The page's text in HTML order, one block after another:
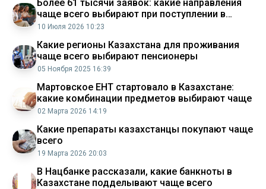
Более 61 тысячи заявок: какие направления
чаще всего выбирают при поступлении в
магистратуру в Казахстане
10 Июля 2026 10:23
Какие регионы Казахстана для проживания
чаще всего выбирают пенсионеры
05 Ноября 2025 16:39
Мартовское ЕНТ стартовало в Казахстане:
какие комбинации предметов выбирают чаще
02 Марта 2026 14:19
Какие препараты казахстанцы покупают чаще
всего
19 Марта 2026 20:03
В Нацбанке рассказали, какие банкноты в
Казахстане подделывают чаще всего